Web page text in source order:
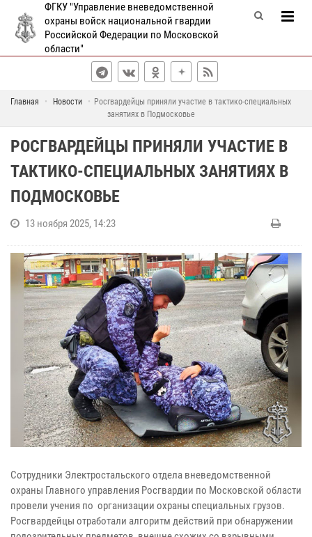
ФГКУ "Управление вневедомственной
охраны войск национальной гвардии
Российской Федерации по Московской
области"
Главная Новости
Росгвардейцы приняли участие в тактико-специальных
занятиях в Подмосковье
РОСГВАРДЕЙЦЫ ПРИНЯЛИ УЧАСТИЕ В
ТАКТИКО-СПЕЦИАЛЬНЫХ ЗАНЯТИЯХ В
ПОДМОСКОВЬЕ
13 ноября 2025, 14:23
Сотрудники Электростальского отдела вневедомственной
охраны Главного управления Росгвардии по Московской области
провели учения по организации охраны специальных грузов.
Росгвардейцы отработали алгоритм действий при обнаружении